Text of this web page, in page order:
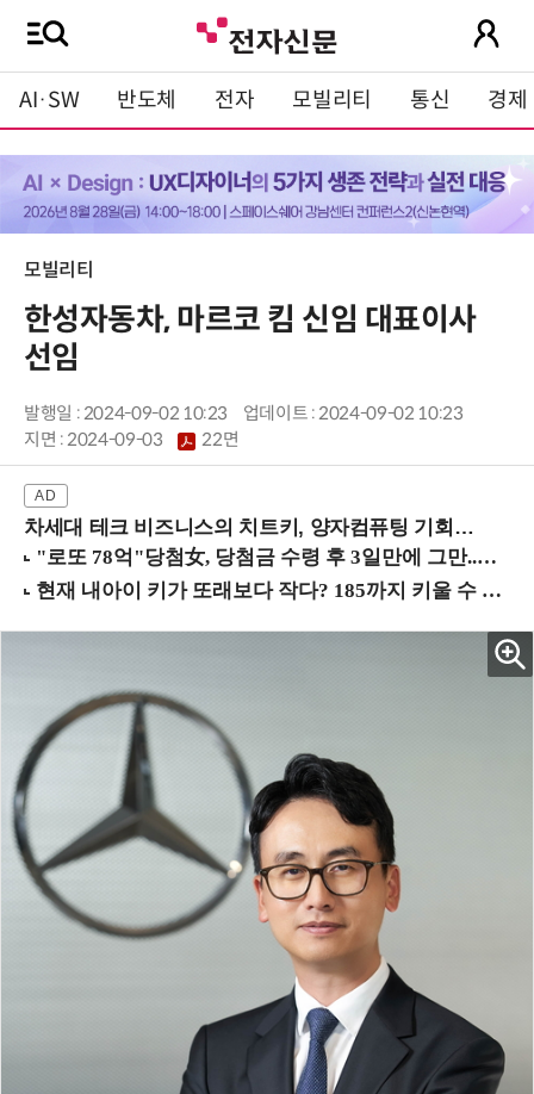
AI·SW 반도체 전자 모빌리티 통신 경제
모빌리티
한성자동차, 마르코 킴 신임 대표이사
선임
발행일 : 2024-09-02 10:23
업데이트 : 2024-09-02 10:23
지면 :2024-09-03 22면
차세대 테크 비즈니스의 치트키, 양자컴퓨팅 기회를 선점하라! (8/28 강남역)